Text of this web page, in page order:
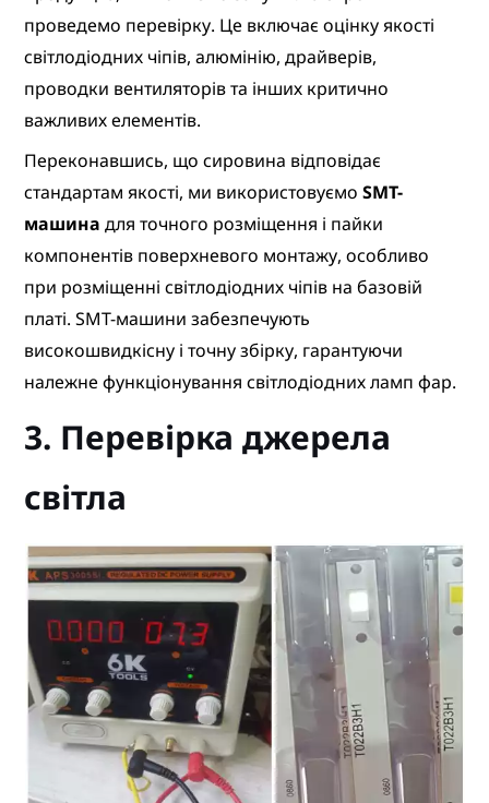
проведемо перевірку. Це включає оцінку якості
світлодіодних чіпів, алюмінію, драйверів,
проводки вентиляторів та інших критично
важливих елементів.
Переконавшись, що сировина відповідає
стандартам якості, ми використовуємо SMT-
машина для точного розміщення і пайки
компонентів поверхневого монтажу, особливо
при розміщенні світлодіодних чіпів на базовій
платі. SMT-машини забезпечують
високошвидкісну і точну збірку, гарантуючи
належне функціонування світлодіодних ламп фар.
3. Перевірка джерела
світла